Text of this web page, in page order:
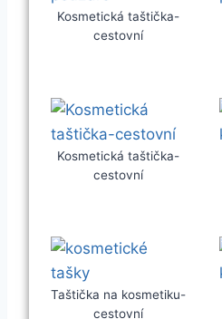
Kosmetická taštička-
cestovní
Kosmetická taštička-
cestovní
Taštička na kosmetiku-
cestovní